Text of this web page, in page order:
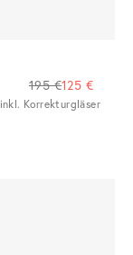
195 €125 €
inkl. Korrekturgläser